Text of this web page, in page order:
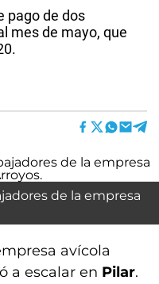
pago de dos
mes de mayo, que
de la empresa
avícola
a escalar en Pilar.